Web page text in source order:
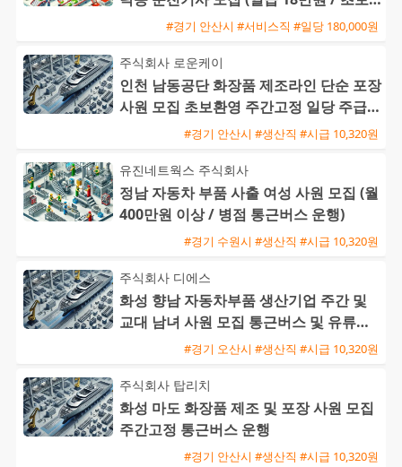
및 외국인 가능)
#경기 안산시 #서비스직 #일당 180,000원
주식회사 로운케이
인천 남동공단 화장품 제조라인 단순 포장
사원 모집 초보환영 주간고정 일당 주급
#경기 안산시 #생산직 #시급 10,320원
유진네트웍스 주식회사
정남 자동차 부품 사출 여성 사원 모집 (월
400만원 이상 / 병점 통근버스 운행)
#경기 수원시 #생산직 #시급 10,320원
주식회사 디에스
화성 향남 자동차부품 생산기업 주간 및
교대 남녀 사원 모집 통근버스 및 유류비
#경기 오산시 #생산직 #시급 10,320원
주식회사 탑리치
화성 마도 화장품 제조 및 포장 사원 모집
주간고정 통근버스 운행
#경기 안산시 #생산직 #시급 10,320원